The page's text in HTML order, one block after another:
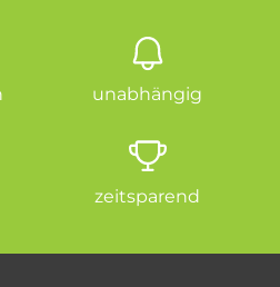
unabhängig
zeitsparend